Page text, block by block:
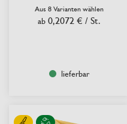
Aus 8 Varianten wählen
ab 0,2072 € / St.
lieferbar